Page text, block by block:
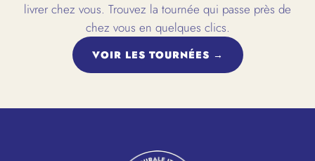
livrer chez vous. Trouvez la tournée qui passe près de
chez vous en quelques clics.
VOIR LES TOURNÉES →